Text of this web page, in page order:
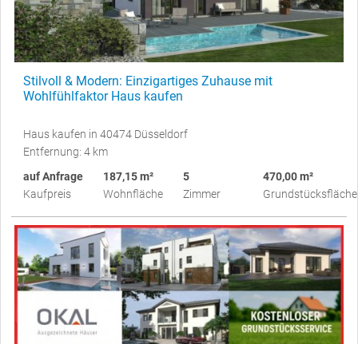
Stilvoll & Modern: Einzigartiges Zuhause mit
Wohlfühlfaktor Haus kaufen
Haus kaufen in 40474 Düsseldorf
Entfernung: 4 km
auf Anfrage
Kaufpreis
187,15 m²
Wohnfläche
5
Zimmer
470,00 m²
Grundstücksfläche